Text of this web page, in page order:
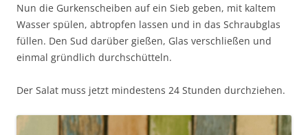
Nun die Gurkenscheiben auf ein Sieb geben, mit kaltem
Wasser spülen, abtropfen lassen und in das Schraubglas
füllen. Den Sud darüber gießen, Glas verschließen und
einmal gründlich durchschütteln.
Der Salat muss jetzt mindestens 24 Stunden durchziehen.